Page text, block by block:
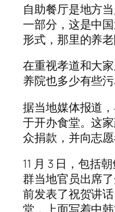
自助餐厅是地方
一部分，这是中
形式，那里的养
在重视孝道和大
养院也多少有些污
据当地媒体报道
于开办食堂。这
众捐款，并向志愿
11 月 3 日，包括
群当地官员出席
前发表了祝贺讲